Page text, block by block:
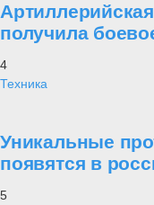
получила
4
Техника
Уникальные
появятся в
5